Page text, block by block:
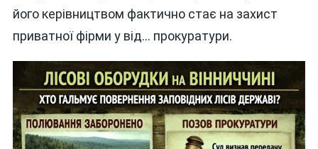
його керівництвом фактично стає на захист
приватної фірми у від… прокуратури.